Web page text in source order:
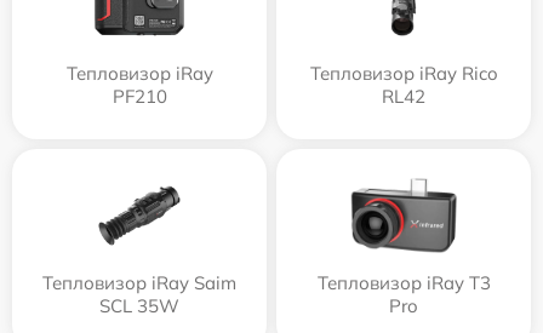
Тепловизор iRay
PF210
Тепловизор iRay Rico
RL42
Тепловизор iRay Saim
SCL 35W
Тепловизор iRay T3
Pro